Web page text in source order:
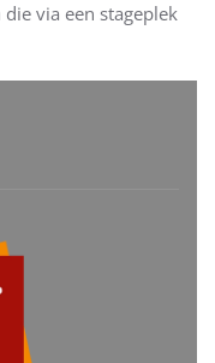
via een stageplek